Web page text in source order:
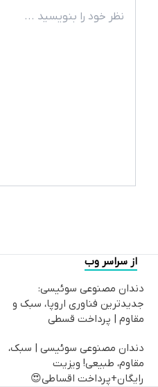
از سراسر وب
دندان مصنوعی سوئیسی:
جدیدترین فناوری اروپا، سبک و
مقاوم | پرداخت قسطی
دندان مصنوعی سوئیسی | سبک،
مقاوم، طبیعی! ویزیت
رایگان+پرداخت اقساطی😍